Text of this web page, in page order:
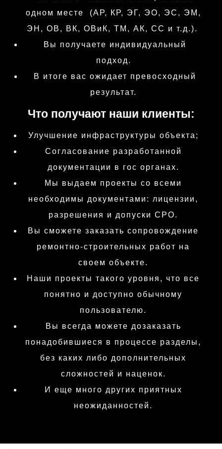
одном месте (АР, КР, ЭГ, ЭО, ЭС, ЭМ,
ЭН, ОВ, ВК, ОВиК, ТМ, АК, СС и т.д.).
Вы получаете индивидуальный
подход.
В итоге вас ожидает превосходный
результат.
Что получают наши клиенты:
Улучшение инфраструктуры объекта;
Согласование разработанной
документации в гос органах.
Мы выдаем проекты со всеми
необходимы документами: лицензии,
разрешения и допуски СРО.
Вы сможете заказать сопровождение
ремонтно-строительных работ на
своем объекте.
Наши проекты такого уровня, что все
понятно и доступно обычному
пользователю.
Вы всегда можете дозаказать
понадобившиеся в процессе разделы,
без каких либо дополнительных
сложностей и наценок.
И еще много других приятных
неожиданностей.